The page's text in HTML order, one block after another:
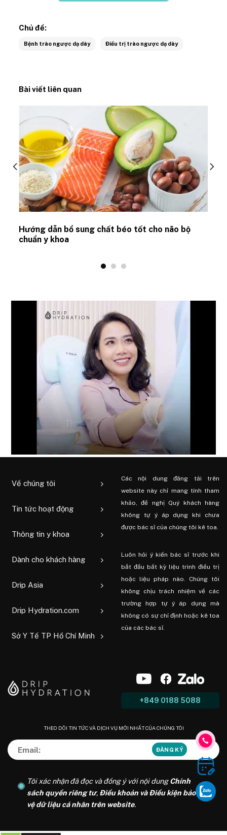
Chủ đề:
Bệnh trào ngược dạ dày Điều trị trào ngược dạ dày
Bài viết liên quan
Hướng dẫn bổ sung chất béo tốt cho não bộ
chuẩn y khoa
Về chúng tôi
Tin tức hoạt động
Thông tin y khoa
Dành cho khách hàng
Drip Asia
Drip Hydration.com
Sở Y Tế TP Hồ Chí Minh
Các nội dung đăng tải trên
website này chỉ mang tính tham
khảo, đề nghị Quý khách hàng
không tự ý áp dụng khi chưa
được bác sĩ của chúng tôi kê toa.
Luôn hỏi ý kiến ​​bác sĩ trước khi
bắt đầu bất kỳ liệu trình điều trị
hoặc liệu pháp nào. Chúng tôi
không chịu trách nhiệm về các
trường hợp tự ý áp dụng mà
không có sự chỉ định hoặc kê toa
của các bác sĩ.
+849 0188 5088
THEO DÕI TIN TỨC VÀ DỊCH VỤ MỚI NHẤT CỦA CHÚNG TÔI
Tôi xác nhận đã đọc và đồng ý với nội dungChính
sách quyền riêng tư, Điều khoản và Điều kiện bảo
vệ dữ liệu cá nhân trên website.